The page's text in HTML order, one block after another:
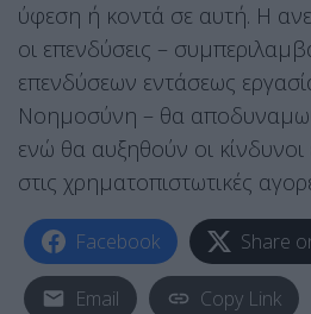
ύφεση ή κοντά σε αυτή. Η
οι επενδύσεις –
επενδύσεων εντάσεως
Νοημοσύνη – θα
ενώ θα αυξηθούν οι
στις χρηματοπιστωτικές
Facebook Share
Email Copy Link